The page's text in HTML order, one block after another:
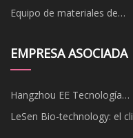
Equipo de materiales de
EMPRESA ASOCIADA
Hangzhou EE Tecnología
compañía, Limitado
LeSen Bio-technology: el